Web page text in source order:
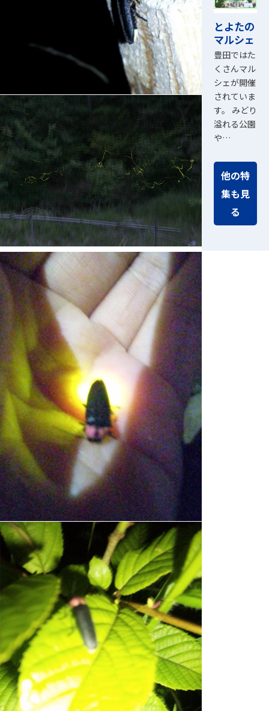
とよたの
マルシェ
豊田ではた
くさんマル
シェが開催
されていま
す。 みどり
溢れる公園
や…
他の特
集も見
る